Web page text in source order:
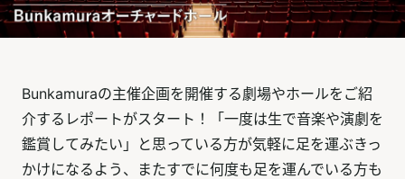
Bunkamuraの主催企画を開催する劇場やホールをご紹
介するレポートがスタート！「一度は生で音楽や演劇を
鑑賞してみたい」と思っている方が気軽に足を運ぶきっ
かけになるよう、またすでに何度も足を運んでいる方も